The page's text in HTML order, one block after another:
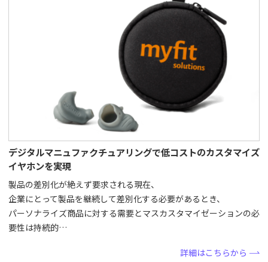
デジタルマニュファクチュアリングで低コストのカスタマイズ
イヤホンを実現
製品の差別化が絶えず要求される現在、
企業にとって製品を継続して差別化する必要があるとき、
パーソナライズ商品に対する需要とマスカスタマイゼーションの必
要性は持続的…
詳細はこちらから